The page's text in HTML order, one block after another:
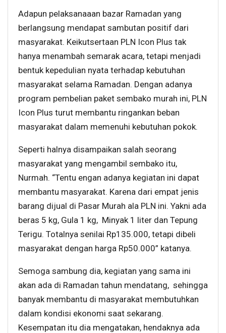
Adapun pelaksanaaan bazar Ramadan yang
berlangsung mendapat sambutan positif dari
masyarakat. Keikutsertaan PLN Icon Plus tak
hanya menambah semarak acara, tetapi menjadi
bentuk kepedulian nyata terhadap kebutuhan
masyarakat selama Ramadan. Dengan adanya
program pembelian paket sembako murah ini, PLN
Icon Plus turut membantu ringankan beban
masyarakat dalam memenuhi kebutuhan pokok.
Seperti halnya disampaikan salah seorang
masyarakat yang mengambil sembako itu,
Nurmah. “Tentu engan adanya kegiatan ini dapat
membantu masyarakat. Karena dari empat jenis
barang dijual di Pasar Murah ala PLN ini. Yakni ada
beras 5 kg, Gula 1 kg, Minyak 1 liter dan Tepung
Terigu. Totalnya senilai Rp135.000, tetapi dibeli
masyarakat dengan harga Rp50.000” katanya.
Semoga sambung dia, kegiatan yang sama ini
akan ada di Ramadan tahun mendatang, sehingga
banyak membantu di masyarakat membutuhkan
dalam kondisi ekonomi saat sekarang.
Kesempatan itu dia mengatakan, hendaknya ada